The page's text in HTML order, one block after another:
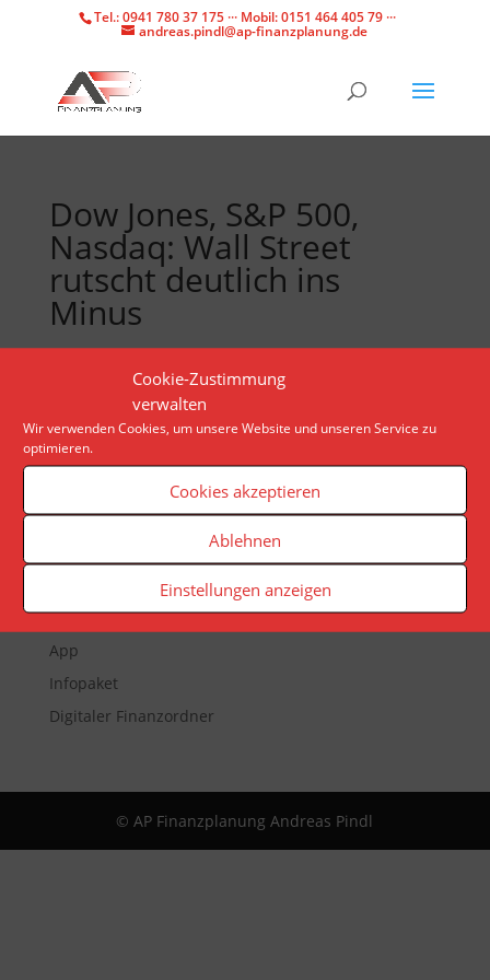
Cookie-Zustimmung
verwalten
Wir verwenden Cookies, um unsere Website und unseren Service zu
optimieren.
Cookies akzeptieren
Ablehnen
Einstellungen anzeigen
Tel.: 0941 780 37 175 ··· Mobil: 0151 464 405 79 ···
andreas.pindl@ap-finanzplanung.de
Dow Jones, S&P 500,
Nasdaq: Wall Street
rutscht deutlich ins
Minus
Positive Quartalszahlen lassen die Indizes in den
USA zunächst ansteigen. Nach kurzer Zeit geben sie
ihre Gewinne allerdings wieder ab. Aus dem Tech-
Bereich gibt es zudem wieder Neuigkeiten.
Reporting
App
Infopaket
Digitaler Finanzordner
© AP Finanzplanung Andreas Pindl